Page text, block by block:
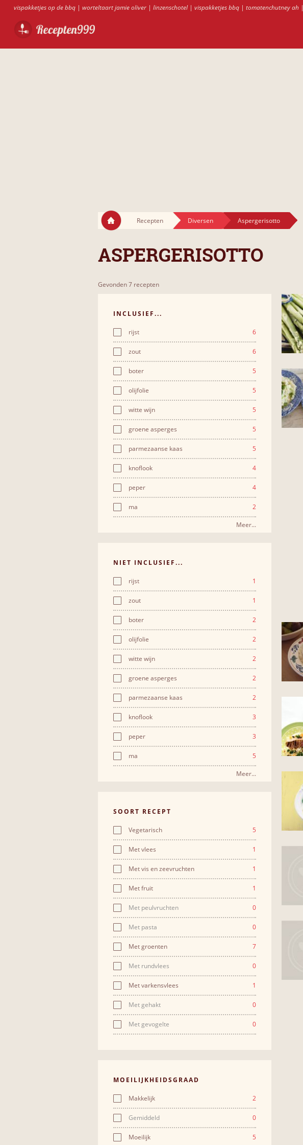
vispakketjes op de bbq| worteltaart jamie oliver| linzenschotel| vispakketjes bbq| tomatenchutney ah|
Recepten Diversen Aspergerisotto
ASPERGERISOTTO
Gevonden 7 recepten
INCLUSIEF...
rijst 6
zout 6
boter 5
olijfolie 5
witte wijn 5
groene asperges 5
parmezaanse kaas 5
knoflook 4
peper 4
ma 2
Meer...
NIET INCLUSIEF...
rijst 1
zout 1
boter 2
olijfolie 2
witte wijn 2
groene asperges 2
parmezaanse kaas 2
knoflook 3
peper 3
ma 5
Meer...
SOORT RECEPT
Vegetarisch 5
Met vlees 1
Met vis en zeevruchten 1
Met fruit 1
Met peulvruchten 0
Met pasta 0
Met groenten 7
Met rundvlees 0
Met varkensvlees 1
Met gehakt 0
Met gevogelte 0
MOEILIJKHEIDSGRAAD
Makkelijk 2
Gemiddeld 0
Moeilijk 5